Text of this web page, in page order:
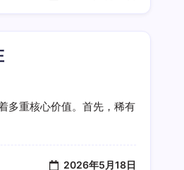
多重核心价值。首先，稀有
2026年5月18日